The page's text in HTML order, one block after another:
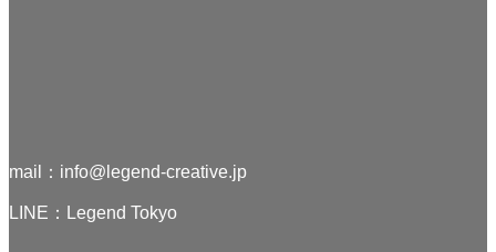
mail： info@legend-creative.jp
LINE： Legend Tokyo